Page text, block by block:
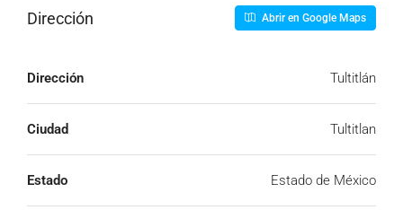
Dirección Abrir en Google Maps
Dirección Tultitlán
Ciudad Tultitlan
Estado Estado de México